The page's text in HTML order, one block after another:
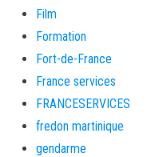
Film
Formation
Fort-de-France
France services
FRANCESERVICES
fredon martinique
gendarme